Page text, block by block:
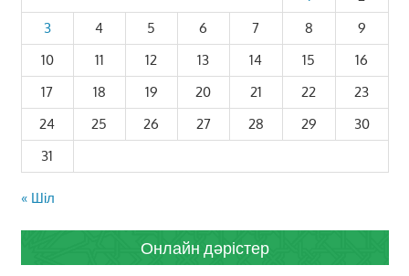
3
4 5 6 7 8
9
10
11 12 13 14 15
16
17
18 19 20 21 22
23
24
25 26 27 28 29
30
31
« Шіл
Онлайн дәрістер